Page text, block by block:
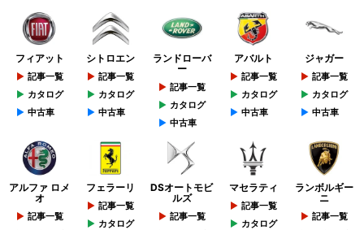
フィアット
記事一覧
カタログ
中古車
シトロエン
記事一覧
カタログ
中古車
ランドローバ
ー
記事一覧
カタログ
中古車
アバルト
記事一覧
カタログ
中古車
ジャガー
記事一覧
カタログ
中古車
アルファ ロメ
オ
記事一覧
フェラーリ
記事一覧
カタログ
DSオートモビ
ルズ
記事一覧
マセラティ
記事一覧
カタログ
ランボルギー
ニ
記事一覧